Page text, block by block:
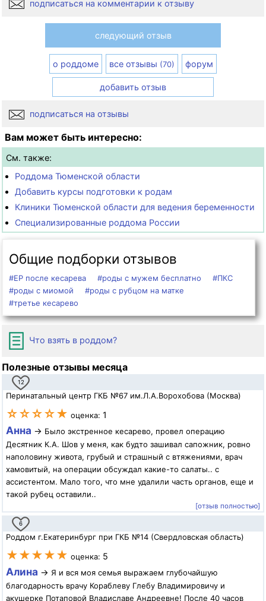
подписаться на комментарии к отзыву
следующий отзыв
о роддоме все отзывы (70) форум
добавить отзыв
подписаться на отзывы
Вам может быть интересно:
См. также:
Роддома Тюменской области
Добавить курсы подготовки к родам
Клиники Тюменской области для ведения беременности
Специализированные роддома России
Общие подборки отзывов
#ЕР после кесарева #роды с мужем бесплатно
#ПКС
#роды с миомой
#роды с рубцом на матке
#третье кесарево
Что взять в роддом?
Полезные отзывы месяца
12
Перинатальный центр ГКБ №67 им.Л.А.Ворохобова (Москва)
☆☆☆☆★ оценка: 1
Анна → Было экстренное кесарево, провел операцию
Десятник К.А. Шов у меня, как будто зашивал сапожник, ровно
наполовину живота, грубый и страшный с втяжениями, врач
хамовитый, на операции обсуждал какие-то салаты.. с
ассистентом. Мало того, что мне удалили часть органов, еще и
такой рубец оставили..
[отзыв полностью]
6
Роддом г.Екатеринбург при ГКБ №14 (Свердловская область)
★★★★★ оценка: 5
Алина → Я и вся моя семья выражаем глубочайшую
благодарность врачу Кораблеву Глебу Владимировичу и
акушерке Потаповой Владиславе Андреевне! После 40 часов